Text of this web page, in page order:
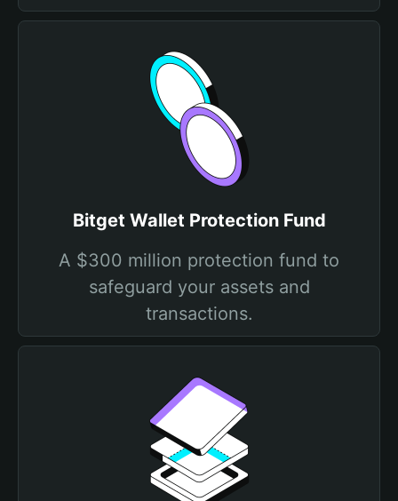
Bitget Wallet Protection Fund
A $300 million protection fund to
safeguard your assets and
transactions.